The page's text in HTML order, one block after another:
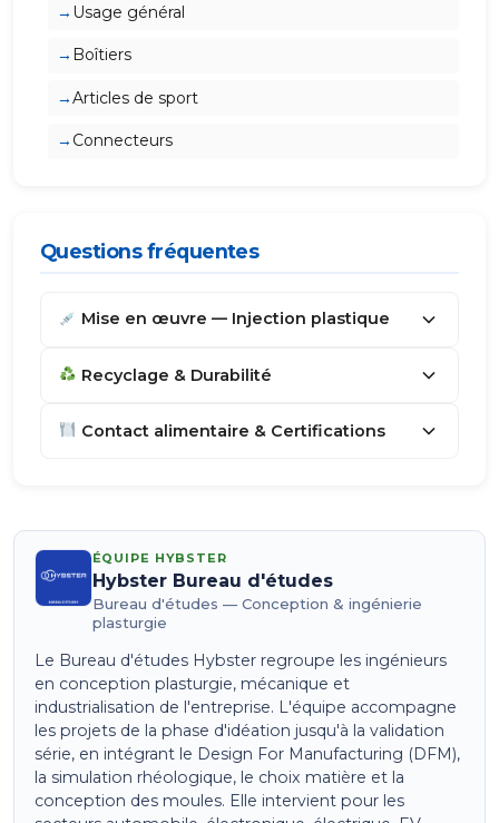
Usage général
Boîtiers
Articles de sport
Connecteurs
Questions fréquentes
Mise en œuvre — Injection plastique
Recyclage & Durabilité
Contact alimentaire & Certifications
ÉQUIPE HYBSTER
Hybster Bureau d'études
Bureau d'études — Conception & ingénierie
plasturgie
Le Bureau d'études Hybster regroupe les ingénieurs
en conception plasturgie, mécanique et
industrialisation de l'entreprise. L'équipe accompagne
les projets de la phase d'idéation jusqu'à la validation
série, en intégrant le Design For Manufacturing (DFM),
la simulation rhéologique, le choix matière et la
conception des moules. Elle intervient pour les